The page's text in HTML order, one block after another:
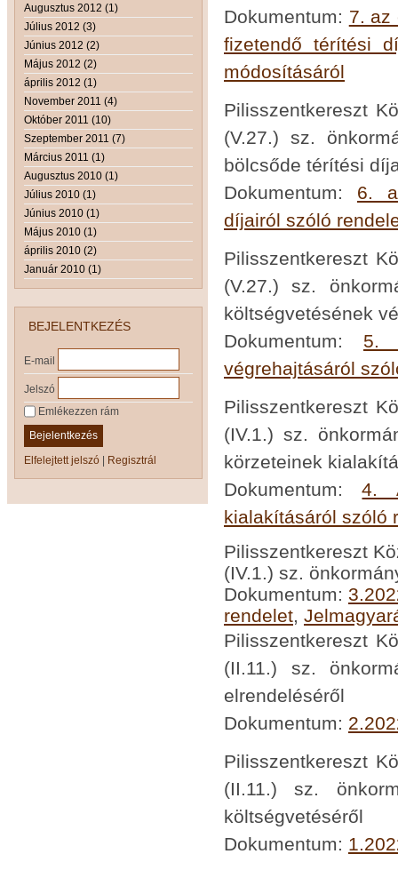
Augusztus 2012 (1)
Július 2012 (3)
Június 2012 (2)
Május 2012 (2)
április 2012 (1)
November 2011 (4)
Október 2011 (10)
Szeptember 2011 (7)
Március 2011 (1)
Augusztus 2010 (1)
Július 2010 (1)
Június 2010 (1)
Május 2010 (1)
április 2010 (2)
Január 2010 (1)
BEJELENTKEZÉS
E-mail
Jelszó
Emlékezzen rám
Bejelentkezés
Elfelejtett jelszó | Regisztrál
Dokumentum: 7. az
fizetendő térítési
módosításáról
Pilisszentkereszt
(V.27.) sz.
bölcsőde térítési
Dokumentum: 6. a
díjairól szóló
Pilisszentkereszt
(V.27.) sz.
költségvetésének
Dokumentum: 5.
végrehajtásáról
Pilisszentkereszt
(IV.1.) sz.
körzeteinek
Dokumentum:4.
kialakításáról szóló
Pilisszentkereszt
(IV.1.) sz.
Dokumentum:
rendelet
Pilisszentkereszt
(II.11.) sz.
elrendeléséről
Dokumentum:
Pilisszentkereszt
(II.11.) sz.
költségvetéséről
Dokumentum: